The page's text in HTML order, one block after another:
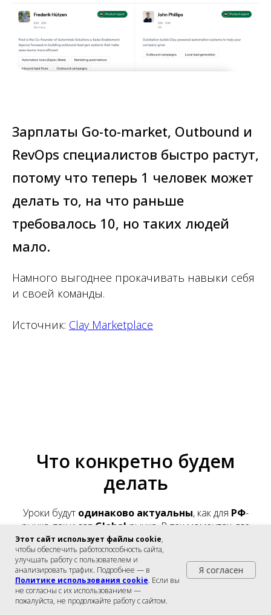
Зарплаты Go-to-market, Outbound и
RevOps специалистов быстро растут,
потому что теперь 1 человек может
делать то, на что раньше
требовалось 10, но таких людей
мало.
Намного выгоднее прокачивать навыки себя
и своей команды.
Источник: Clay Marketplace
Что конкретно будем
делать
Уроки будут одинаково актуальны, как для РФ-
рынка, так и для Global -рынка. В тех моментах, где
есть локальные особенности — мы записали
отдельные уроки.
🔥 — обратите внимание на эти уроки
Этот сайт использует файлы cookie,
чтобы обеспечить работоспособность сайта,
улучшать работу с пользователем и
анализировать трафик. Подробнее — в
Политике использования cookie. Если вы
не согласны с их использованием —
пожалуйста, не продолжайте работу с сайтом.
Я согласен